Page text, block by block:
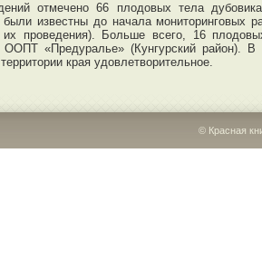
отмечено 66 плодовых тела
были известны до начала мониторинговых
проведения). Больше всего, 16
ООПТ «Предуралье» (Кунгурский район). В
края удовлетворительное.
© Красная